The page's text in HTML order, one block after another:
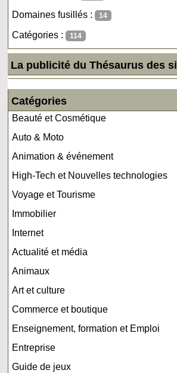
Domaines fusillés : 14
Catégories : 114
La publicité du Thésaurus des
Catégories
Beauté et Cosmétique
Auto & Moto
Animation & événement
High-Tech et Nouvelles technologies
Voyage et Tourisme
Immobilier
Internet
Actualité et média
Animaux
Art et culture
Commerce et boutique
Enseignement, formation et Emploi
Entreprise
Guide de jeux